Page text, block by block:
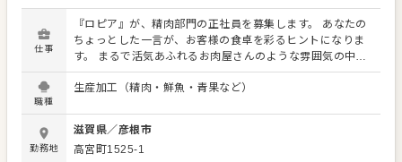
仕事
『ロピア』が、精肉部門の正社員を募集します。 あなたの
ちょっとした一言が、お客様の食卓を彩るヒントになりま
す。 まるで活気あふれるお肉屋さんのような雰囲気の中、
お客様の「今日のお宝（お買い得品）」をご提供してい
く。そんな遊び心を持って、接客・運営をしてくださる方
けで 、美味しいから家事も楽でうれしい」 そんな声を聞い
たらニヤリ。 "食のテーマパーク"を目指す当店で、クルー
のようにお客様を盛り上げてください。 肉のカット術や高
職種
生産加工（精肉・鮮魚・青果など）
勤務地
滋賀県／彦根市
高宮町1525-1